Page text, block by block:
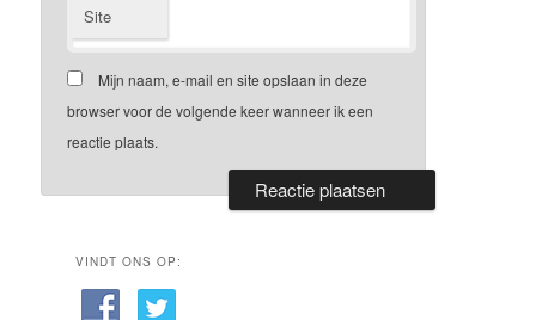
Site
Mijn naam, e-mail en site opslaan in deze
browser voor de volgende keer wanneer ik een
reactie plaats.
VINDT ONS OP: